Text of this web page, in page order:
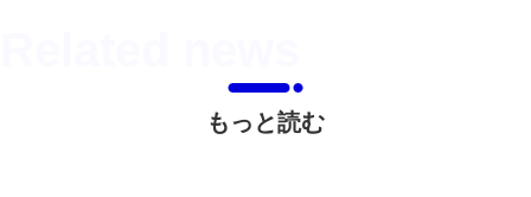
もっと読む